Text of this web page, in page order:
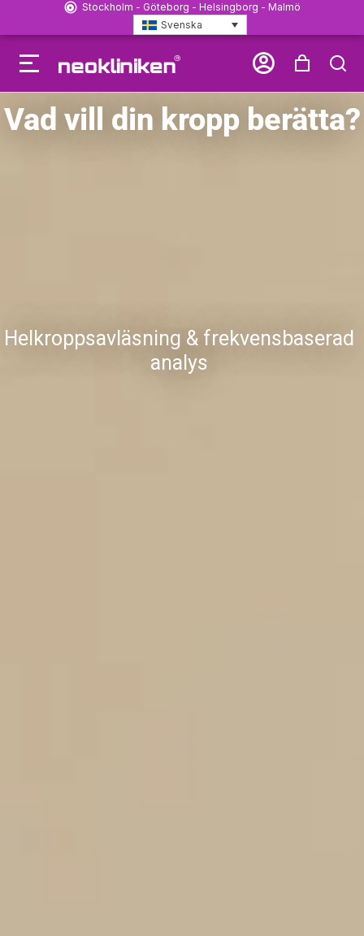
Stockholm - Göteborg - Helsingborg - Malmö
Svenska
Vad vill din kropp berätta?
Helkroppsavläsning & frekvensbaserad
analys